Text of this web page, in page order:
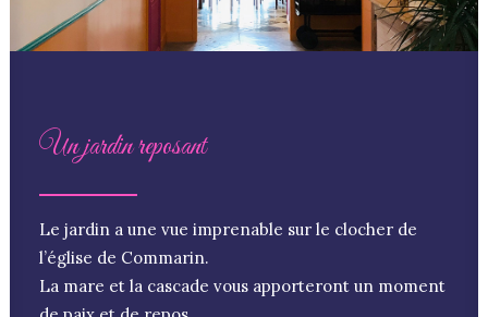
Un jardin reposant
Le jardin a une vue imprenable sur le clocher de
l’église de Commarin.
La mare et la cascade vous apporteront un moment